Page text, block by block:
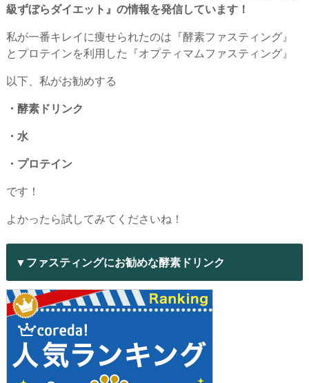
級ずぼらダイエット』の情報を発信しています！
私が一番キレイに痩せられたのは『酵素ファスティング』
とプロテインを利用した『オプティマムファスティング』
以下、私がお勧めする
・酵素ドリンク
・水
・プロテイン
です！
よかったら試してみてくださいね！
▼ファスティングにお勧めな酵素ドリンク